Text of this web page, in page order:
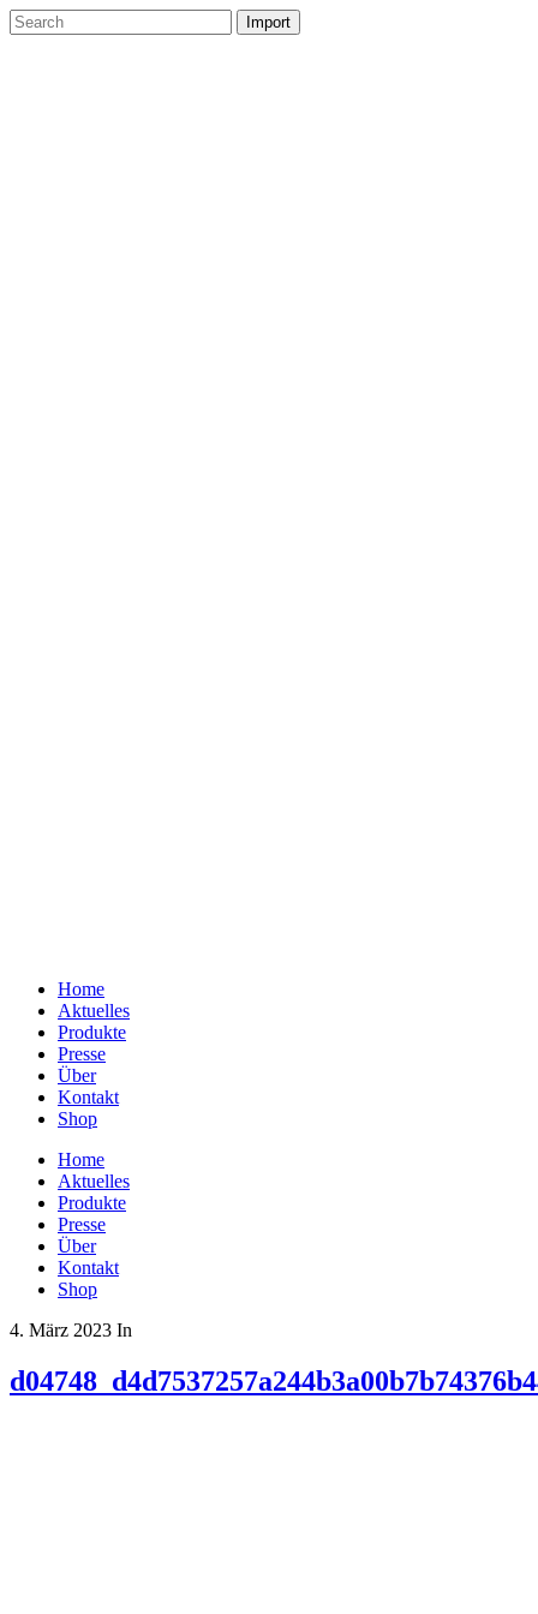
Home
Aktuelles
Produkte
Presse
Über
Kontakt
Shop
Home
Aktuelles
Produkte
Presse
Über
Kontakt
Shop
4. März 2023 In